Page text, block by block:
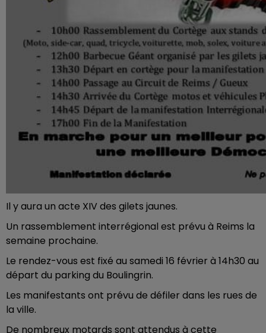
Il y aura un acte XIV des gilets jaunes.
Un rassemblement interrégional est prévu à Reims la
semaine prochaine.
Le rendez-vous est fixé au samedi 16 février à 14h30 au
départ du parking du Boulingrin.
Les manifestants ont prévu de défiler dans les rues de
la ville.
De nombreux motards sont attendus à cette